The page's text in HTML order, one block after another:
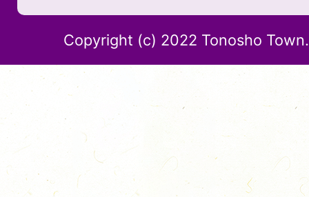
Copyright (c) 2022 Tonosho